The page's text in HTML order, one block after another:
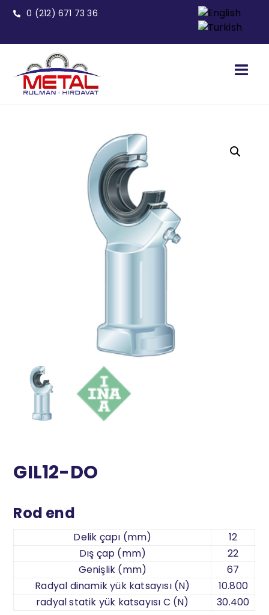
0 (212) 671 73 36
GIL12-DO
Rod end
Delik çapı (mm)
12
Dış çap (mm)
22
Genişlik (mm)
67
Radyal dinamik yük katsayısı (N)
10.800
radyal statik yük katsayısı C (N)
30.400